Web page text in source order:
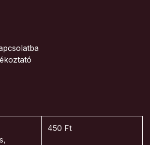
450 Ft